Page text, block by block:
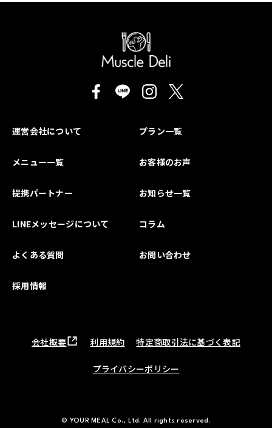
運営会社について プラン一覧
メニュー一覧 お客様のお声
提携パートナー お知らせ一覧
LINEメッセージについて コラム
よくある質問 お問い合わせ
採用情報
会社概要 利用規約 特定商取引法に基づく表記
プライバシーポリシー
© YOUR MEAL Co., Ltd. All rights reserved.